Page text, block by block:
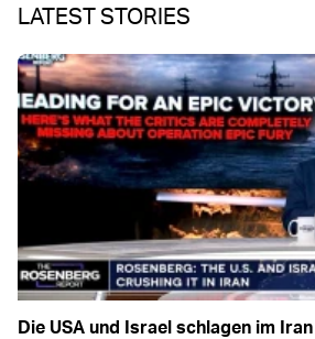
LATEST STORIES
Die USA und Israel schlagen im